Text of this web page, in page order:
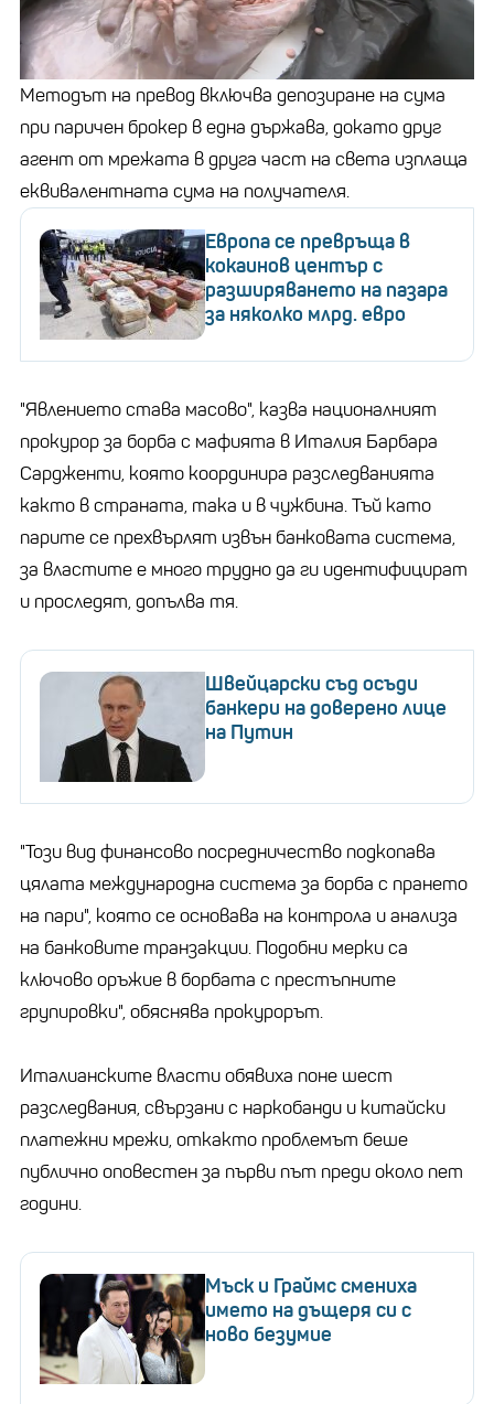
Методът на превод включва депозиране на сума
при паричен брокер в една държава, докато друг
агент от мрежата в друга част на света изплаща
еквивалентната сума на получателя.
Европа се превръща в
кокаинов център с
разширяването на пазара
за няколко млрд. евро
"Явлението става масово", казва националният
прокурор за борба с мафията в Италия Барбара
Сардженти, която координира разследванията
както в страната, така и в чужбина. Тъй като
парите се прехвърлят извън банковата система,
за властите е много трудно да ги идентифицират
и проследят, допълва тя.
Швейцарски съд осъди
банкери на доверено лице
на Путин
"Този вид финансово посредничество подкопава
цялата международна система за борба с прането
на пари", която се основава на контрола и анализа
на банковите транзакции. Подобни мерки са
ключово оръжие в борбата с престъпните
групировки", обяснява прокурорът.
Италианските власти обявиха поне шест
разследвания, свързани с наркобанди и китайски
платежни мрежи, откакто проблемът беше
публично оповестен за първи път преди около пет
години.
Мъск и Граймс смениха
името на дъщеря си с
ново безумие